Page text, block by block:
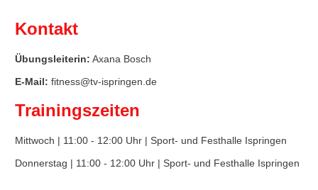
Kontakt
Übungsleiterin: Axana Bosch
E-Mail: fitness@tv-ispringen.de
Trainingszeiten
Mittwoch | 11:00 - 12:00 Uhr | Sport- und Festhalle Ispringen
Donnerstag | 11:00 - 12:00 Uhr | Sport- und Festhalle Ispringen